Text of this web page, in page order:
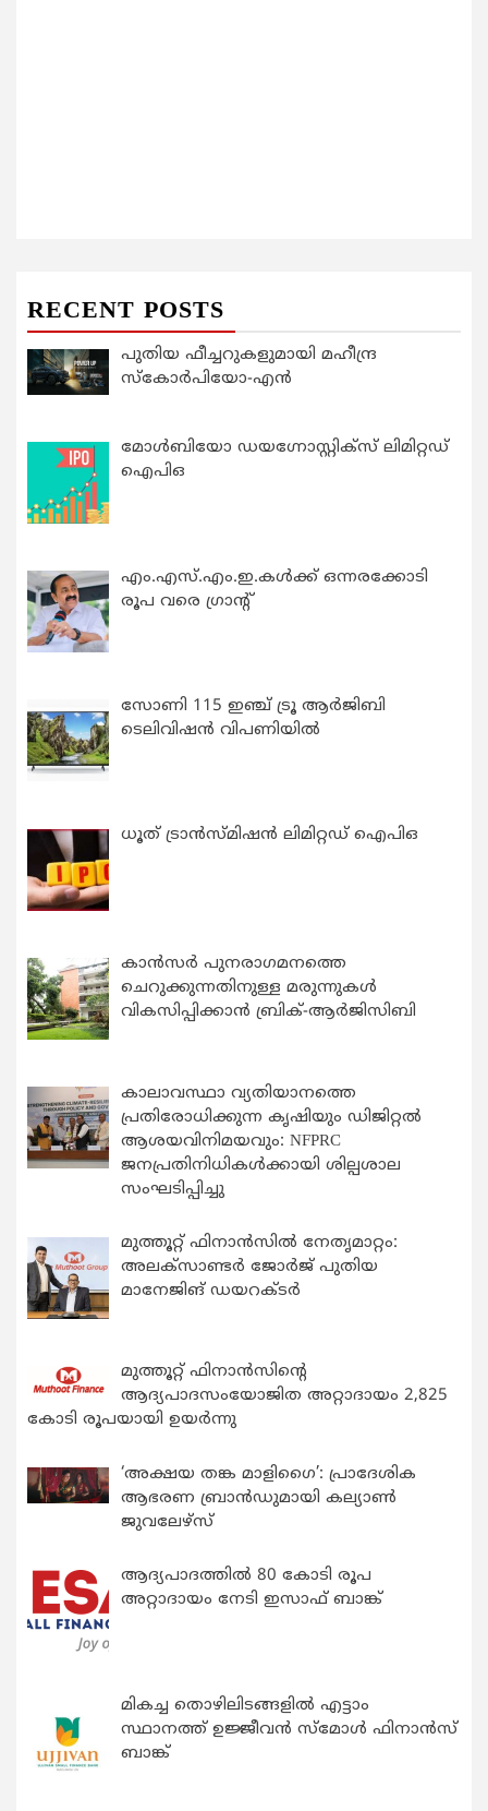
RECENT POSTS
പുതിയ ഫീച്ചറുകളുമായി മഹീന്ദ്ര
സ്കോർപിയോ-എൻ
മോൾബിയോ ഡയഗ്നോസ്റ്റിക്സ് ലിമിറ്റഡ്
ഐപിഒ
എം.എസ്.എം.ഇ.കൾക്ക് ഒന്നരക്കോടി
രൂപ വരെ ഗ്രാന്റ്
സോണി 115 ഇഞ്ച് ട്രൂ ആർജിബി
ടെലിവിഷൻ വിപണിയിൽ
ധൂത് ട്രാൻസ്മിഷൻ ലിമിറ്റഡ് ഐപിഒ
കാന്‍സര്‍ പുനരാഗമനത്തെ
ചെറുക്കുന്നതിനുള്ള മരുന്നുകള്‍
വികസിപ്പിക്കാന്‍ ബ്രിക്-ആര്‍ജിസിബി
കാലാവസ്ഥാ വ്യതിയാനത്തെ
പ്രതിരോധിക്കുന്ന കൃഷിയും ഡിജിറ്റൽ
ആശയവിനിമയവും: NFPRC
ജനപ്രതിനിധികൾക്കായി ശില്പശാല
സംഘടിപ്പിച്ചു
മുത്തൂറ്റ് ഫിനാൻസിൽ നേതൃമാറ്റം:
അലക്സാണ്ടർ ജോർജ് പുതിയ
മാനേജിങ് ഡയറക്ടർ
മുത്തൂറ്റ് ഫിനാൻസിന്റെ
ആദ്യപാദസംയോജിത അറ്റാദായം 2,825
കോടി രൂപയായി ഉയർന്നു
‘അക്ഷയ തങ്ക മാളിഗൈ’: പ്രാദേശിക
ആഭരണ ബ്രാന്‍ഡുമായി കല്യാണ്‍
ജുവലേഴ്‌സ്
ആദ്യപാദത്തിൽ 80 കോടി രൂപ
അറ്റാദായം നേടി ഇസാഫ് ബാങ്ക്
മികച്ച തൊഴിലിടങ്ങളിൽ എട്ടാം
സ്ഥാനത്ത് ഉജ്ജീവൻ സ്മോൾ ഫിനാൻസ്
ബാങ്ക്